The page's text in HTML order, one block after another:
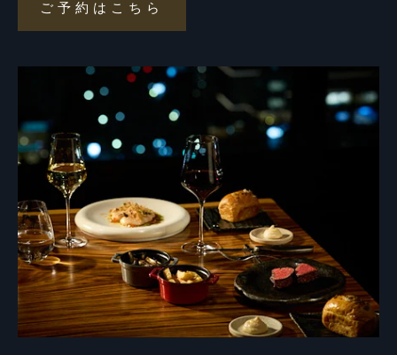
ご予約はこちら
ご
予
は
ち
ら